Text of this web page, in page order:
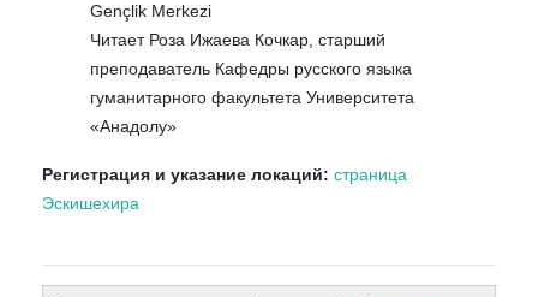
Gençlik Merkezi
Читает Роза Ижаева Кочкар, старший
преподаватель Кафедры русского языка
гуманитарного факультета Университета
«Анадолу»
Регистрация и указание локаций: страница
Эскишехира